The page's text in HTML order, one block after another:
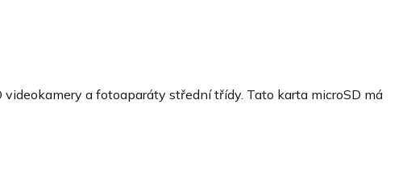
a fotoaparáty střední třídy. Tato karta microSD má